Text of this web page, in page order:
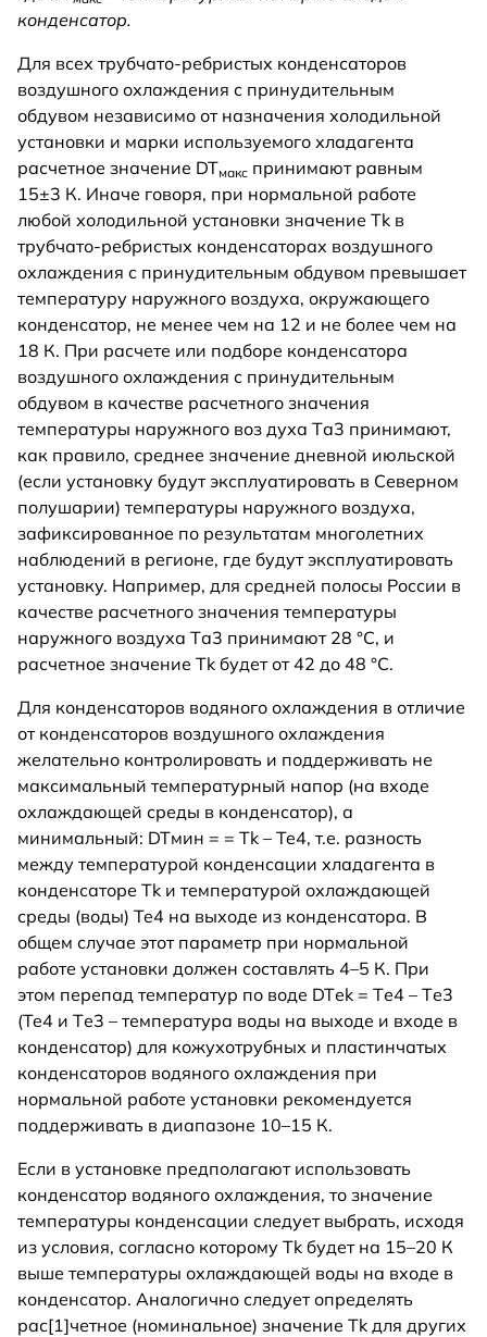
конденсатор.
Для всех трубчато-ребристых конденсаторов
воздушного охлаждения с принудительным
обдувом независимо от назначения холодильной
установки и марки используемого хладагента
расчетное значение DTмакс принимают равным
15±3 К. Иначе говоря, при нормальной работе
любой холодильной установки значение Tk в
трубчато-ребристых конденсаторах воздушного
охлаждения с принудительным обдувом превышает
температуру наружного воздуха, окружающего
конденсатор, не менее чем на 12 и не более чем на
18 К. При расчете или подборе конденсатора
воздушного охлаждения с принудительным
обдувом в качестве расчетного значения
температуры наружного воз духа Tа3 принимают,
как правило, среднее значение дневной июльской
(если установку будут эксплуатировать в Северном
полушарии) температуры наружного воздуха,
зафиксированное по результатам многолетних
наблюдений в регионе, где будут эксплуатировать
установку. Например, для средней полосы России в
качестве расчетного значения температуры
наружного воздуха Tа3 принимают 28 °С, и
расчетное значение Tk будет от 42 до 48 °С.
Для конденсаторов водяного охлаждения в отличие
от конденсаторов воздушного охлаждения
желательно контролировать и поддерживать не
максимальный температурный напор (на входе
охлаждающей среды в конденсатор), а
минимальный: DTмин = = Tk – Te4, т.е. разность
между температурой конденсации хладагента в
конденсаторе Tk и температурой охлаждающей
среды (воды) Te4 на выходе из конденсатора. В
общем случае этот параметр при нормальной
работе установки должен составлять 4–5 К. При
этом перепад температур по воде DTеk = Tе4 – Tе3
(Te4 и Tе3 – температура воды на выходе и входе в
конденсатор) для кожухотрубных и пластинчатых
конденсаторов водяного охлаждения при
нормальной работе установки рекомендуется
поддерживать в диапазоне 10–15 К.
Если в установке предполагают использовать
конденсатор водяного охлаждения, то значение
температуры конденсации следует выбрать, исходя
из условия, согласно которому Tk будет на 15–20 К
выше температуры охлаждающей воды на входе в
конденсатор. Аналогично следует определять
рас[1]четное (номинальное) значение Tk для других